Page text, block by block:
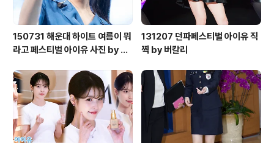
150731 해운대 하이트 여름이 뭐
라고 페스티벌 아이유 사진 by 미
131207 던파페스티벌 아이유 직
찍 by 버칼리